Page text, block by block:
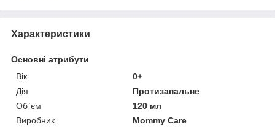
Характеристики
Основні атрибути
Вік
0+
Дія
Протизапальне
Об`єм
120 мл
Виробник
Mommy Care